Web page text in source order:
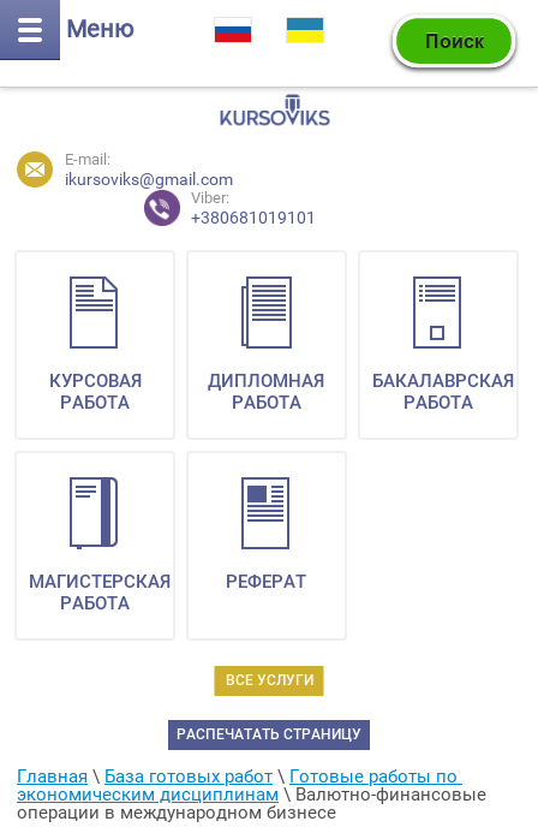
Меню
E-mail:
ikursoviks@gmail.com
Viber:
+380681019101
ВСЕ УСЛУГИ
КУРСОВАЯ
РАБОТА
ДИПЛОМНАЯ
РАБОТА
БАКАЛАВРСКАЯ
РАБОТА
МАГИСТЕРСКАЯ
РАБОТА
РЕФЕРАТ
РАСПЕЧАТАТЬ СТРАНИЦУ
Главная \ База готовых работ \ Готовые работы по
экономическим дисциплинам \ Валютно-финансовые
операции в международном бизнесе